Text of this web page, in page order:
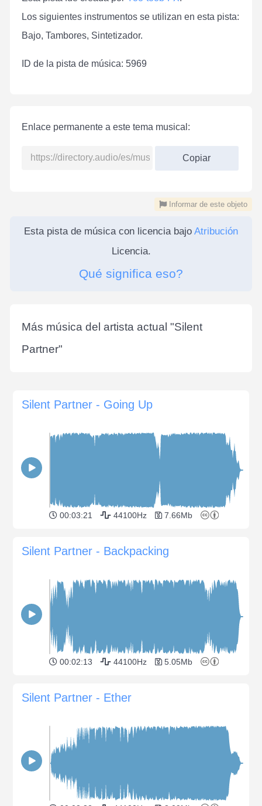
Los siguientes instrumentos se utilizan en esta pista:
Bajo, Tambores, Sintetizador.
ID de la pista de música: 5969
Enlace permanente a este tema musical:
Copiar
Informar de este objeto
Esta pista de música con licencia bajo Atribución
Licencia.
Qué significa eso?
Más música del artista actual "Silent
Partner"
Silent Partner - Going Up
00:03:21 44100Hz 7.66Mb
Silent Partner - Backpacking
00:02:13 44100Hz 5.05Mb
Silent Partner - Ether